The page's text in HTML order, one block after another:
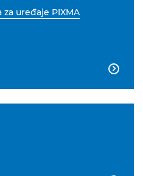
uređaje PIXMA
